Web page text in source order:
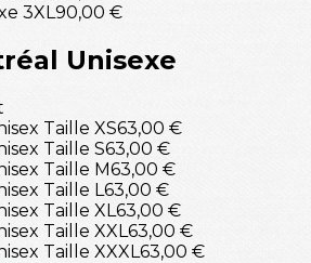
3XL 90,00 €
Unisexe
Taille XS63,00 €
Taille S63,00 €
Taille M63,00 €
Taille L 63,00 €
Taille XL 63,00 €
Taille XXL 63,00 €
Taille XXXL 63,00 €